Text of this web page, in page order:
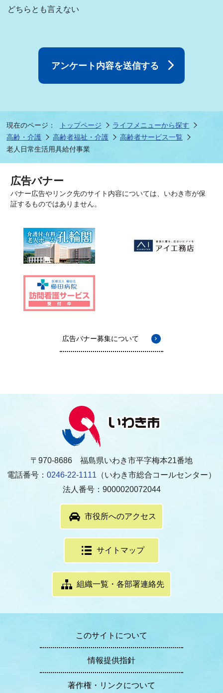
どちらとも言えない
現在のページ： トップページ
ライフメニューから探す
高齢・介護
高齢者福祉・介護
高齢者サービス一覧
老人日常生活用具給付事業
広告バナー
バナー広告やリンク先のサイト内容については、いわき市が保
証するものではありません。
広告バナー募集について
〒970-8686 福島県いわき市平字梅本21番地
電話番号： 0246-22-1111 （いわき市総合コールセンター）
法人番号：9000020072044
市役所へのアクセス
サイトマップ
組織一覧・各部署連絡先
このサイトについて
情報提供指針
著作権・リンクについて